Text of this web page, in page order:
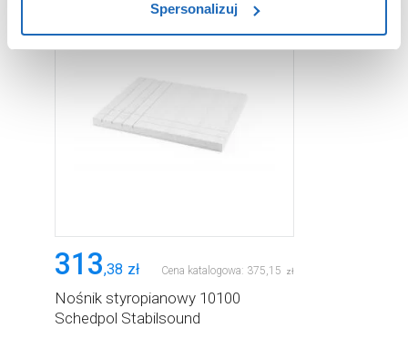
dlaczego ich przepisy, przejdź do zakładu „Informacje o
Spersonalizuj
313,38 zł Cena katalogowa: 375,15 zł
Nośnik styropianowy 10100
Schedpol Stabilsound